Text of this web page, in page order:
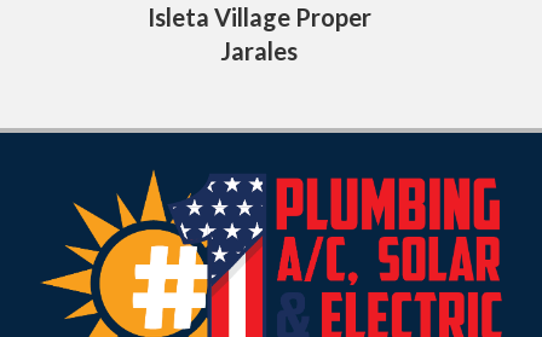
Isleta Village Proper
Jarales